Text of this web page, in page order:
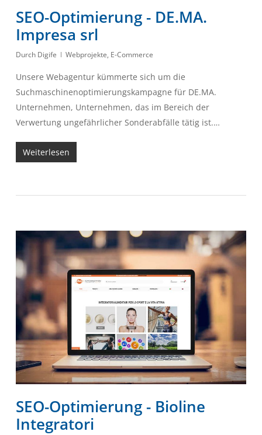
SEO-Optimierung - DE.MA.
Impresa srl
Durch Digife Webprojekte, E-Commerce
Unsere Webagentur kümmerte sich um die
Suchmaschinenoptimierungskampagne für DE.MA.
Unternehmen, Unternehmen, das im Bereich der
Verwertung ungefährlicher Sonderabfälle tätig ist.…
Weiterlesen
SEO-Optimierung - Bioline
Integratori